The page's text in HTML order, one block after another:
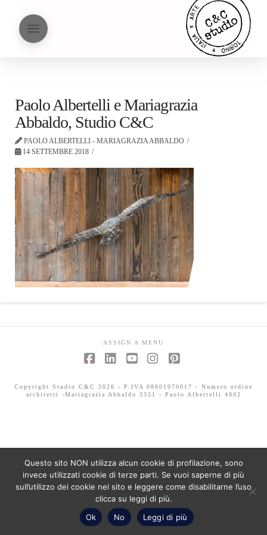
Paolo Albertelli e Mariagrazia
Abbaldo, Studio C&C
PAOLO ALBERTELLI - MARIAGRAZIA ABBALDO
14 SETTEMBRE 2018
ASSIGN A MENU
Copyright Studio C&C 2026 - P.IVA 08601070017 - Numero ordine
architetti -Mariagrazia Abbaldo 3351 - Paolo Albertelli 4802
Questo sito NON utilizza alcun cookie di profilazione, sono
invece utilizzati cookie di terze parti. Se vuoi saperne di più
sull’utilizzo dei cookie nel sito e leggere come disabilitarne l’uso
clicca su leggi di più.
Ok
No Leggi di più